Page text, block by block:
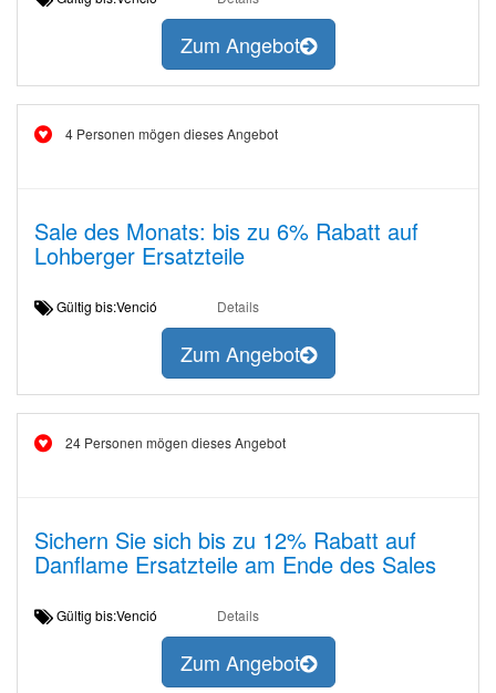
Zum Angebot
4 Personen mögen dieses Angebot
Sale des Monats: bis zu 6% Rabatt auf
Lohberger Ersatzteile
Gültig bis:Venció Details
Zum Angebot
24 Personen mögen dieses Angebot
Sichern Sie sich bis zu 12% Rabatt auf
Danflame Ersatzteile am Ende des Sales
Gültig bis:Venció Details
Zum Angebot